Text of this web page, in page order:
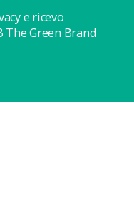
e ricevo
The Green Brand